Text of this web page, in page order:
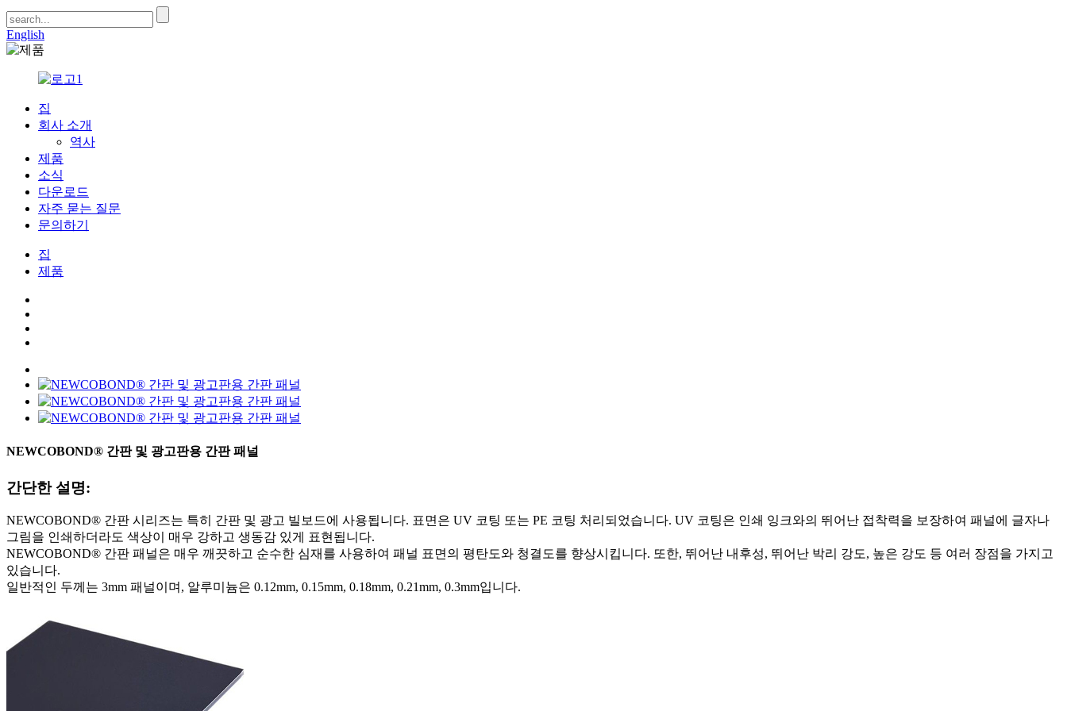
English
집
회사 소개
역사
제품
소식
다운로드
자주 묻는 질문
문의하기
집
제품
NEWCOBOND® 간판 및 광고판용 간판 패널
간단한 설명:
NEWCOBOND® 간판 시리즈는 특히 간판 및 광고 빌보드에 사용됩니다. 표면은 UV 코팅 또는 PE 코팅 처리되었습니다. UV 코팅은 인쇄 잉크와의 뛰어난 접착력을 보장하여 패널에 글자나
그림을 인쇄하더라도 색상이 매우 강하고 생동감 있게 표현됩니다.
NEWCOBOND® 간판 패널은 매우 깨끗하고 순수한 심재를 사용하여 패널 표면의 평탄도와 청결도를 향상시킵니다. 또한, 뛰어난 내후성, 뛰어난 박리 강도, 높은 강도 등 여러 장점을 가지고
있습니다.
일반적인 두께는 3mm 패널이며, 알루미늄은 0.12mm, 0.15mm, 0.18mm, 0.21mm, 0.3mm입니다.